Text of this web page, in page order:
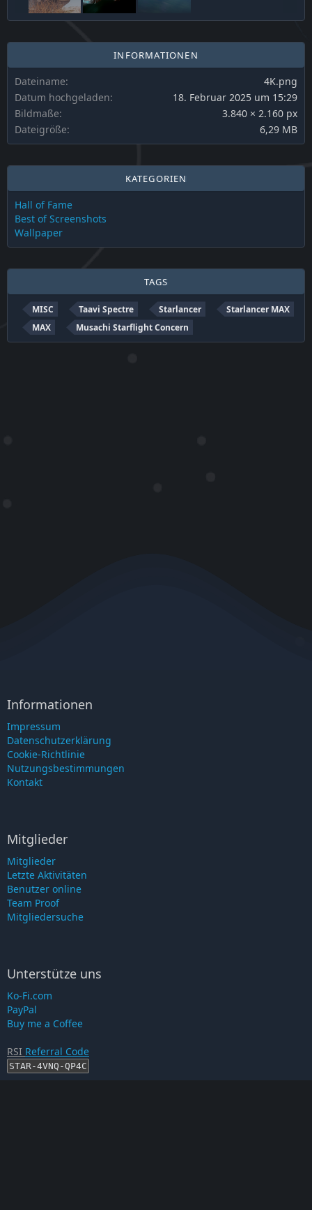
INFORMATIONEN
Dateiname
4K.png
Datum hochgeladen
18. Februar 2025 um 15:29
Bildmaße
3.840 × 2.160 px
Dateigröße
6,29 MB
KATEGORIEN
Hall of Fame
Best of Screenshots
Wallpaper
TAGS
MISC Taavi Spectre Starlancer
Starlancer MAX
MAX
Musachi Starflight Concern
Informationen
Impressum
Datenschutzerklärung
Cookie-Richtlinie
Nutzungsbestimmungen
Kontakt
Mitglieder
Mitglieder
Letzte Aktivitäten
Benutzer online
Team Proof
Mitgliedersuche
Unterstütze uns
Ko-Fi.com
PayPal
Buy me a Coffee
RSI Referral Code
STAR-4VNQ-QP4C